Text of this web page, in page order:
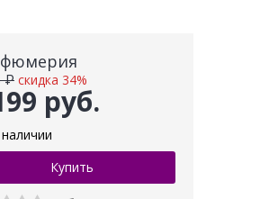
руб.
₽ скидка 34%